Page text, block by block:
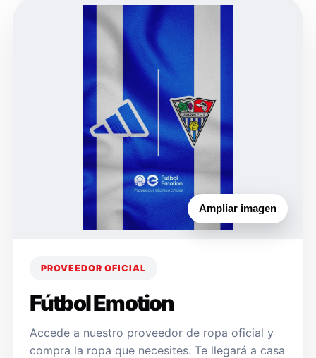
Ampliar imagen
PROVEEDOR OFICIAL
Fútbol Emotion
Accede a nuestro proveedor de ropa oficial y
compra la ropa que necesites. Te llegará a casa